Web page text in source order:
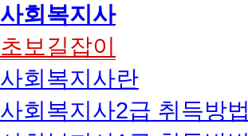
사회복지사
초보길잡이
사회복지사란
사회복지사2급 취득방법